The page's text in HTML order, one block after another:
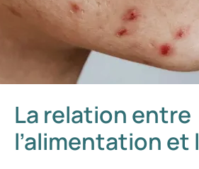
La relation entre
l’alimentation et